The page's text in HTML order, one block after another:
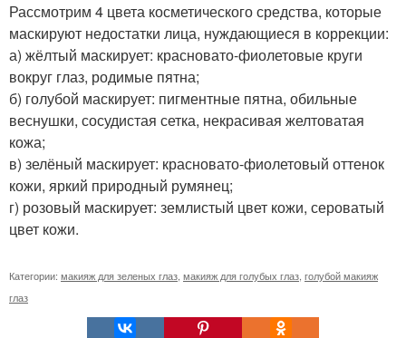
Рассмотрим 4 цвета косметического средства, которые
маскируют недостатки лица, нуждающиеся в коррекции:
а) жёлтый маскирует: красновато-фиолетовые круги
вокруг глаз, родимые пятна;
б) голубой маскирует: пигментные пятна, обильные
веснушки, сосудистая сетка, некрасивая желтоватая
кожа;
в) зелёный маскирует: красновато-фиолетовый оттенок
кожи, яркий природный румянец;
г) розовый маскирует: землистый цвет кожи, сероватый
цвет кожи.
Категории: макияж для зеленых глаз, макияж для голубых глаз, голубой макияж
глаз